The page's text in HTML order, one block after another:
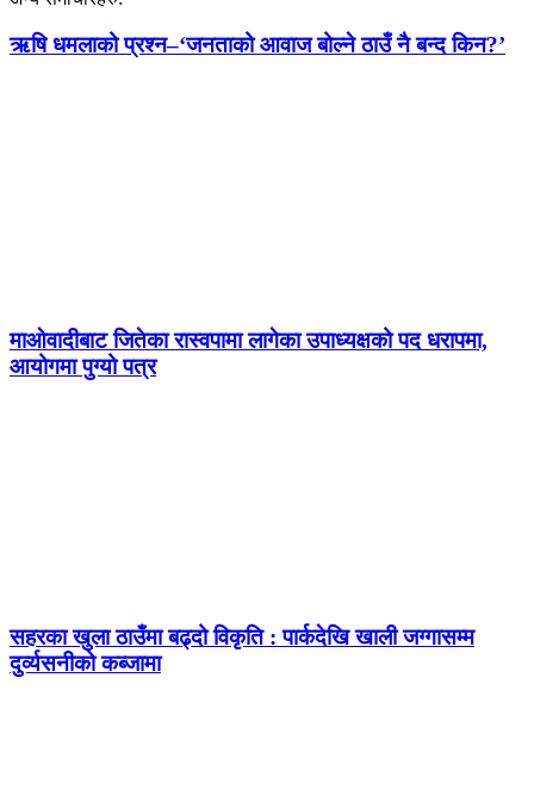
ऋषि धमलाको प्रश्न–‘जनताको आवाज बोल्ने ठाउँ नै बन्द किन?’
माओवादीबाट जितेका रास्वपामा लागेका उपाध्यक्षको पद धरापमा,
आयोगमा पुग्यो पत्र
सहरका खुला ठाउँमा बढ्दो विकृति : पार्कदेखि खाली जग्गासम्म
दुर्व्यसनीको कब्जामा